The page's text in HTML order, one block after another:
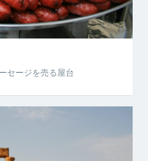
セージを売る屋台